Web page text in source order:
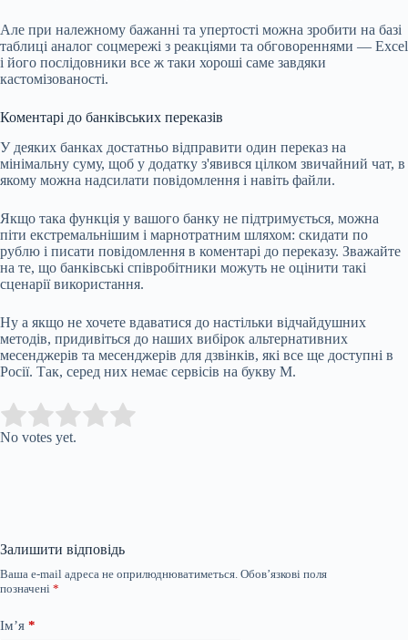
Але при належному бажанні та упертості можна зробити на базі
таблиці аналог соцмережі з реакціями та обговореннями — Excel
і його послідовники все ж таки хороші саме завдяки
кастомізованості.
Коментарі до банківських переказів
У деяких банках достатньо відправити один переказ на
мінімальну суму, щоб у додатку з'явився цілком звичайний чат, в
якому можна надсилати повідомлення і навіть файли.
Якщо така функція у вашого банку не підтримується, можна
піти екстремальнішим і марнотратним шляхом: скидати по
рублю і писати повідомлення в коментарі до переказу. Зважайте
на те, що банківські співробітники можуть не оцінити такі
сценарії використання.
Ну а якщо не хочете вдаватися до настільки відчайдушних
методів, придивіться до наших вибірок альтернативних
месенджерів та месенджерів для дзвінків, які все ще доступні в
Росії. Так, серед них немає сервісів на букву M.
Rate this item:
No votes yet.
Залишити відповідь
Ваша e-mail адреса не оприлюднюватиметься. Обов’язкові поля
позначені *
Ім’я *